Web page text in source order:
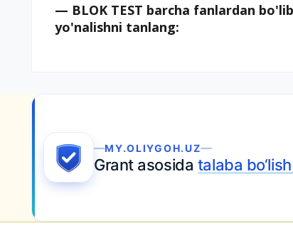
— BLOK TEST barcha fanlardan
yo'nalishni tanlang:
MY.OLIYGOH.UZ
Grant asosida talaba